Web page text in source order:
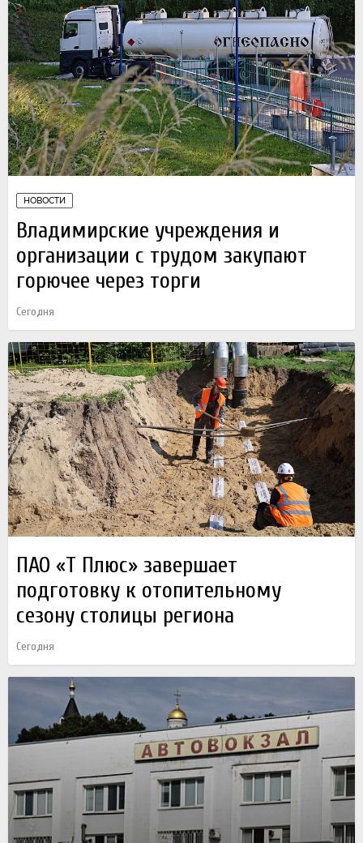
НОВОСТИ
Владимирские учреждения и
организации с трудом закупают
горючее через торги
Сегодня
ПАО «Т Плюс» завершает
подготовку к отопительному
сезону столицы региона
Сегодня